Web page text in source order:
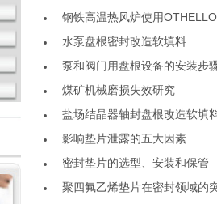
钢铁高温热风炉使用
水泵盘根密封改造软填料
泵和阀门用盘根设备的安装步
煤矿机械磨损失效研究
盐场结晶器轴封盘根改造软填
影响垫片泄露的五大因素
密封垫片的选型、安装和保管
聚四氟乙烯垫片在密封领域的